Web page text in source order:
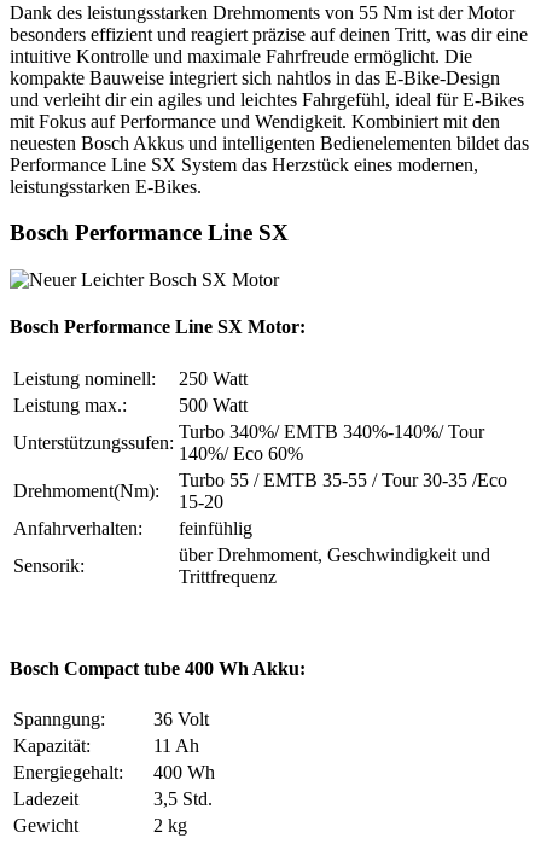
Dank des leistungsstarken Drehmoments von 55 Nm ist der Motor
besonders effizient und reagiert präzise auf deinen Tritt, was dir eine
intuitive Kontrolle und maximale Fahrfreude ermöglicht. Die
kompakte Bauweise integriert sich nahtlos in das E-Bike-Design
und verleiht dir ein agiles und leichtes Fahrgefühl, ideal für E-Bikes
mit Fokus auf Performance und Wendigkeit. Kombiniert mit den
neuesten Bosch Akkus und intelligenten Bedienelementen bildet das
Performance Line SX System das Herzstück eines modernen,
leistungsstarken E-Bikes.
Bosch Performance Line SX
Bosch Performance Line SX Motor:
Leistung nominell:
250 Watt
Leistung max.:
500 Watt
Unterstützungssufen:
Turbo 340%/ EMTB 340%-140%/ Tour
140%/ Eco 60%
Drehmoment(Nm):
Turbo 55 / EMTB 35-55 / Tour 30-35 /Eco
15-20
Anfahrverhalten:
feinfühlig
Sensorik:
über Drehmoment, Geschwindigkeit und
Trittfrequenz
Bosch Compact tube 400 Wh Akku:
Spanngung:
36 Volt
Kapazität:
11 Ah
Energiegehalt:
400 Wh
Ladezeit
3,5 Std.
Gewicht
2 kg